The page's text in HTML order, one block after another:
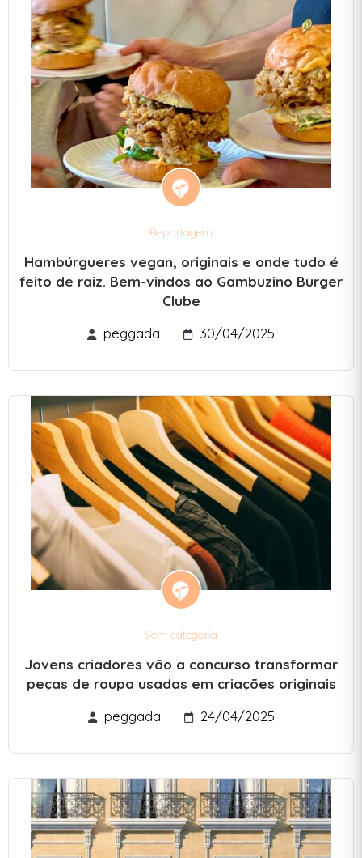
Reportagem
Hambúrgueres vegan, originais e onde tudo é
feito de raiz. Bem-vindos ao Gambuzino Burger
Clube
peggada
30/04/2025
Sem categoria
Jovens criadores vão a concurso transformar
peças de roupa usadas em criações originais
peggada
24/04/2025